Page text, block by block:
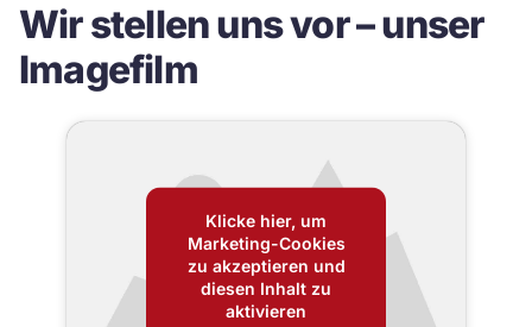
Wir stellen uns vor – unser
Imagefilm
Klicke hier, um
Marketing-Cookies
zu akzeptieren und
diesen Inhalt zu
aktivieren